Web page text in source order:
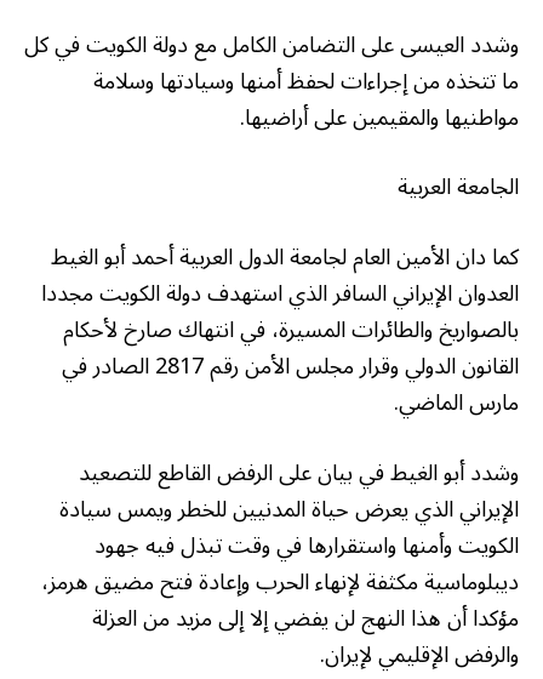
وشدد العيسى على التضامن الكامل مع دولة الكويت في كل
ما تتخذه من إجراءات لحفظ أمنها وسيادتها وسلامة
مواطنيها والمقيمين على أراضيها.
الجامعة العربية
كما دان الأمين العام لجامعة الدول العربية أحمد أبو الغيط
العدوان الإيراني السافر الذي استهدف دولة الكويت مجددا
بالصواريخ والطائرات المسيرة، في انتهاك صارخ لأحكام
القانون الدولي وقرار مجلس الأمن رقم 2817 الصادر في
مارس الماضي.
وشدد أبو الغيط في بيان على الرفض القاطع للتصعيد
الإيراني الذي يعرض حياة المدنيين للخطر ويمس سيادة
الكويت وأمنها واستقرارها في وقت تبذل فيه جهود
ديبلوماسية مكثفة لإنهاء الحرب وإعادة فتح مضيق هرمز،
مؤكدا أن هذا النهج لن يفضي إلا إلى مزيد من العزلة
والرفض الإقليمي لإيران.